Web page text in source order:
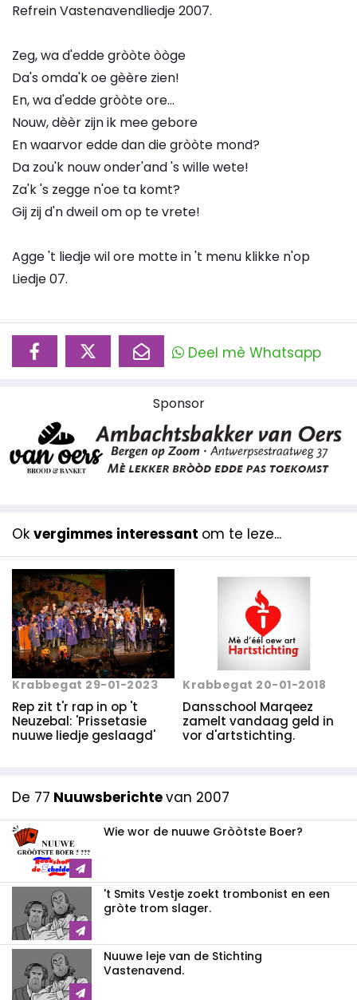
Refrein Vastenavendliedje 2007.
Zeg, wa d'edde gròòte òòge
Da's omda'k oe gèère zien!
En, wa d'edde gròòte ore...
Nouw, dèèr zijn ik mee gebore
En waarvor edde dan die gròòte mond?
Da zou'k nouw onder'and 's wille wete!
Za'k 's zegge n'oe ta komt?
Gij zij d'n dweil om op te vrete!
Agge 't liedje wil ore motte in 't menu klikke n'op
Liedje 07.
Deel mè Whatsapp
Sponsor
Ok vergimmes interessant om te leze...
Krabbegat 29-01-2023
Rep zit t'r rap in op 't
Neuzebal: 'Prissetasie
nuuwe liedje geslaagd'
Krabbegat 20-01-2018
Dansschool Marqeez
zamelt vandaag geld in
vor d'artstichting.
De 77 Nuuwsberichtevan 2007
Wie wor de nuuwe Gròòtste Boer?
't Smits Vestje zoekt trombonist en een
gròte trom slager.
Nuuwe leje van de Stichting
Vastenavend.